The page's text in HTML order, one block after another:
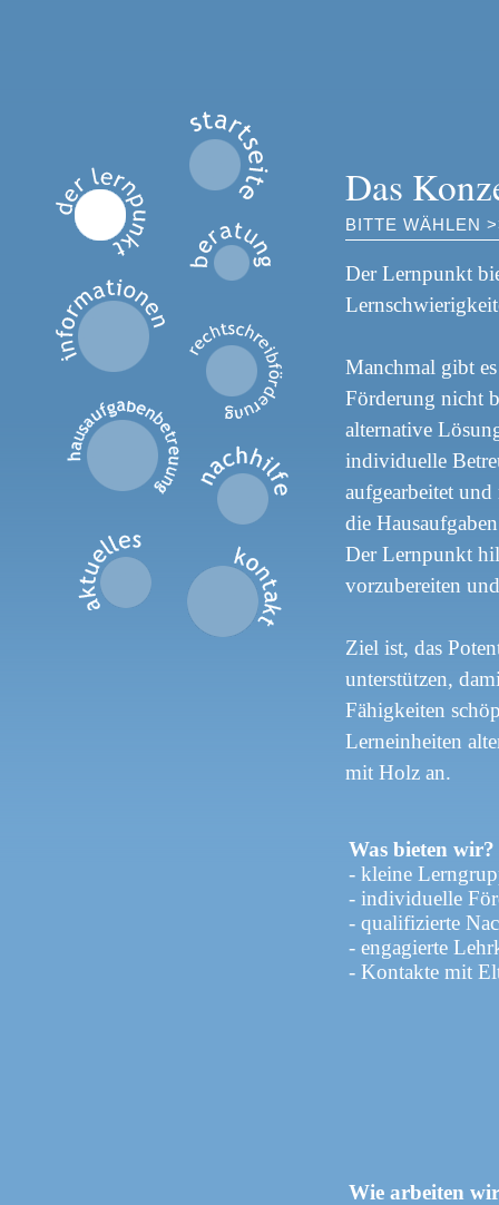
Das
BITTE WÄHLEN
Der Lernpunkt
Manchmal gibt
Förderung nicht
alternative
individuelle
aufgearbeitet und
die
Der Lernpunkt
vorzubereiten
Ziel ist, das
unterstützen,
Fähigkeiten
Lerneinheiten
mit Holz an.
Was bieten wir?
- kleine
- individuelle
- qualifizierte
- engagierte
- Kontakte mit
Wie arbeiten